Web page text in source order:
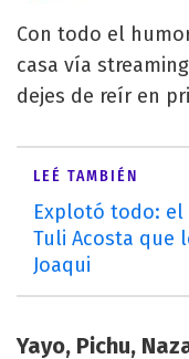
Con todo el
casa vía
dejes de reír en
LEÉ TAMBIÉN
Explotó todo: el
Tuli Acosta que
Joaqui
Yayo, Pichu,